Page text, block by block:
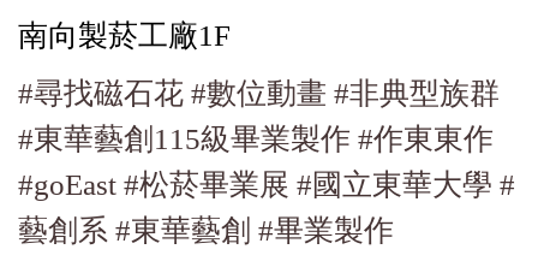
南向製菸工廠1F
#尋找磁石花 #數位動畫 #非典型族群
#東華藝創115級畢業製作 #作東東作
#goEast #松菸畢業展 #國立東華大學 #
藝創系 #東華藝創 #畢業製作